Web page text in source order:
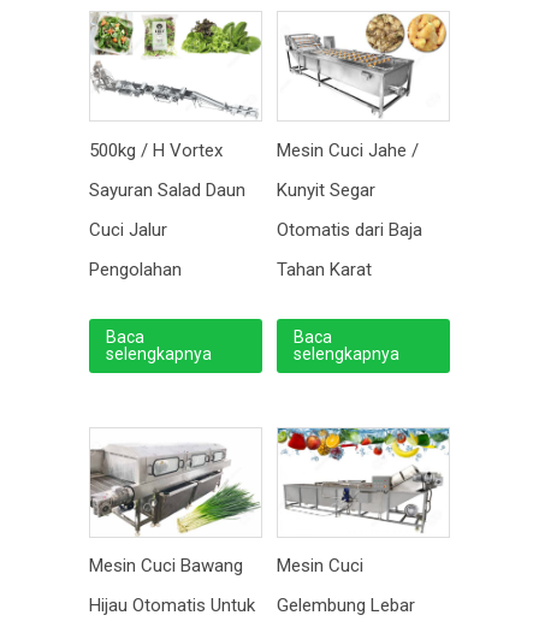
500kg / H Vortex
Sayuran Salad Daun
Cuci Jalur
Pengolahan
Baca
selengkapnya
Mesin Cuci Jahe /
Kunyit Segar
Otomatis dari Baja
Tahan Karat
Baca
selengkapnya
Mesin Cuci Bawang
Hijau Otomatis Untuk
Mesin Cuci
Gelembung Lebar